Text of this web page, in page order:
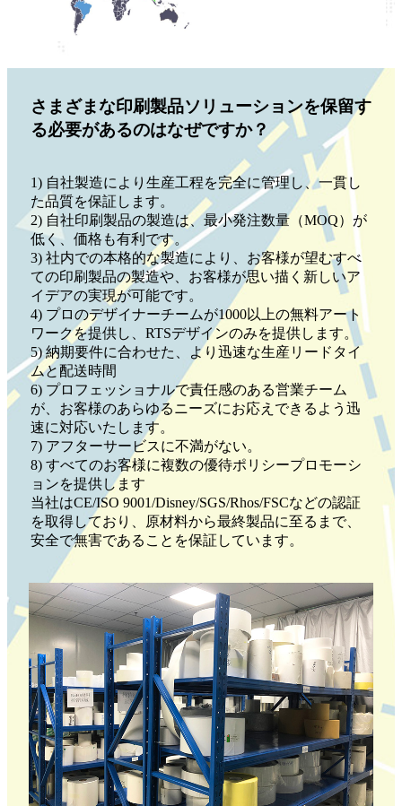
さまざまな印刷製品ソリューションを保留す
る必要があるのはなぜですか？
1) 自社製造により生産工程を完全に管理し、一貫し
た品質を保証します。
2) 自社印刷製品の製造は、最小発注数量（MOQ）が
低く、価格も有利です。
3) 社内での本格的な製造により、お客様が望むすべ
ての印刷製品の製造や、お客様が思い描く新しいア
イデアの実現が可能です。
4) プロのデザイナーチームが1000以上の無料アート
ワークを提供し、RTSデザインのみを提供します。
5) 納期要件に合わせた、より迅速な生産リードタイ
ムと配送時間
6) プロフェッショナルで責任感のある営業チーム
が、お客様のあらゆるニーズにお応えできるよう迅
速に対応いたします。
7) アフターサービスに不満がない。
8) すべてのお客様に複数の優待ポリシープロモーシ
ョンを提供します
当社はCE/ISO 9001/Disney/SGS/Rhos/FSCなどの認証
を取得しており、原材料から最終製品に至るまで、
安全で無害であることを保証しています。